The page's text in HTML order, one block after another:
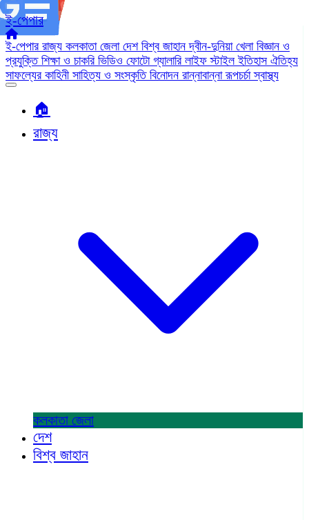
ই-পেপার
ই-পেপার রাজ্য কলকাতা জেলা দেশ বিশ্ব জাহানদ্বীন-দুনিয়া খেলা বিজ্ঞান ও
প্রযুক্তি শিক্ষা ও চাকরি ভিডিও ফোটো গ্যালারি লাইফ স্টাইলইতিহাস ঐতিহ্য
সাফল্যের কাহিনী সাহিত্য ও সংস্কৃতি বিনোদন রান্নাবান্নারূপচর্চাস্বাস্থ্য
🏠︎
রাজ্য
কলকাতা জেলা
দেশ
বিশ্ব জাহান